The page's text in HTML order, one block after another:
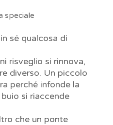
speciale
sé qualcosa di
risveglio si rinnova,
diverso. Un piccolo
perché infonde la
si riaccende
che un ponte